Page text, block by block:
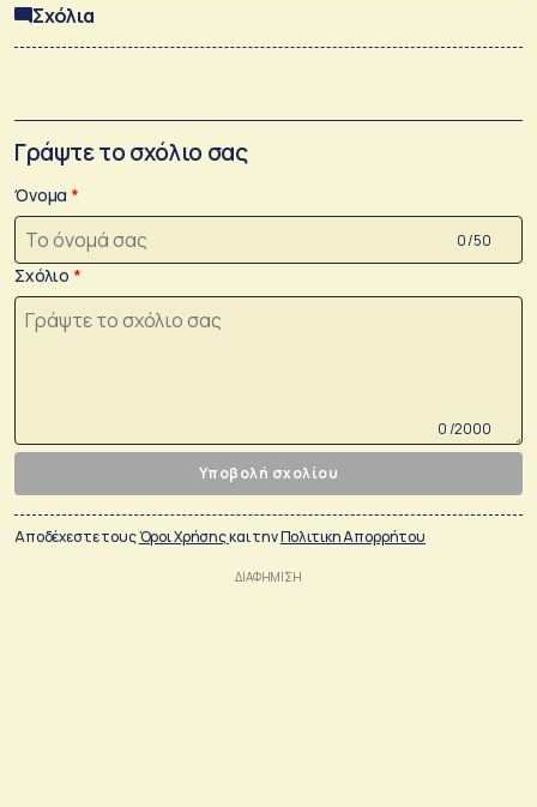
Σχόλια
Γράψτε το σχόλιο σας
Όνομα
0 /50
Σχόλιο
0 /2000
Υποβολή σχολίου
Αποδέχεστε τουςΌροι Χρήσηςκαι τηνΠολιτικη Απορρήτου